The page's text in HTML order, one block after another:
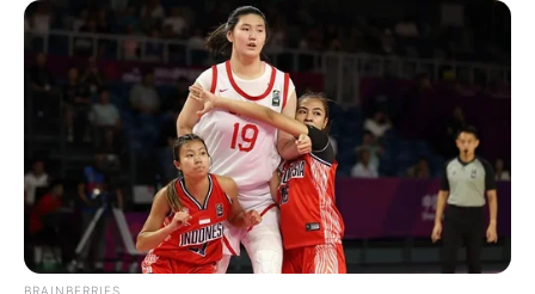
Nacional, congelado por meio de vetos do Governo Federal;
Lei Federal 13.595/2018 - Lei Ruth Brilhante
fortalecimento profissional dos ACS e ACE;
Emenda Constitucional 120/2022- Garante que nenhum ACS
ou ACE receberá como salário base menos de 2 salários mínimos,
além de garantir a Aposentadoria Especial e Insalubridade (ainda a
serem regulamentadas).
BRAINBERRIES